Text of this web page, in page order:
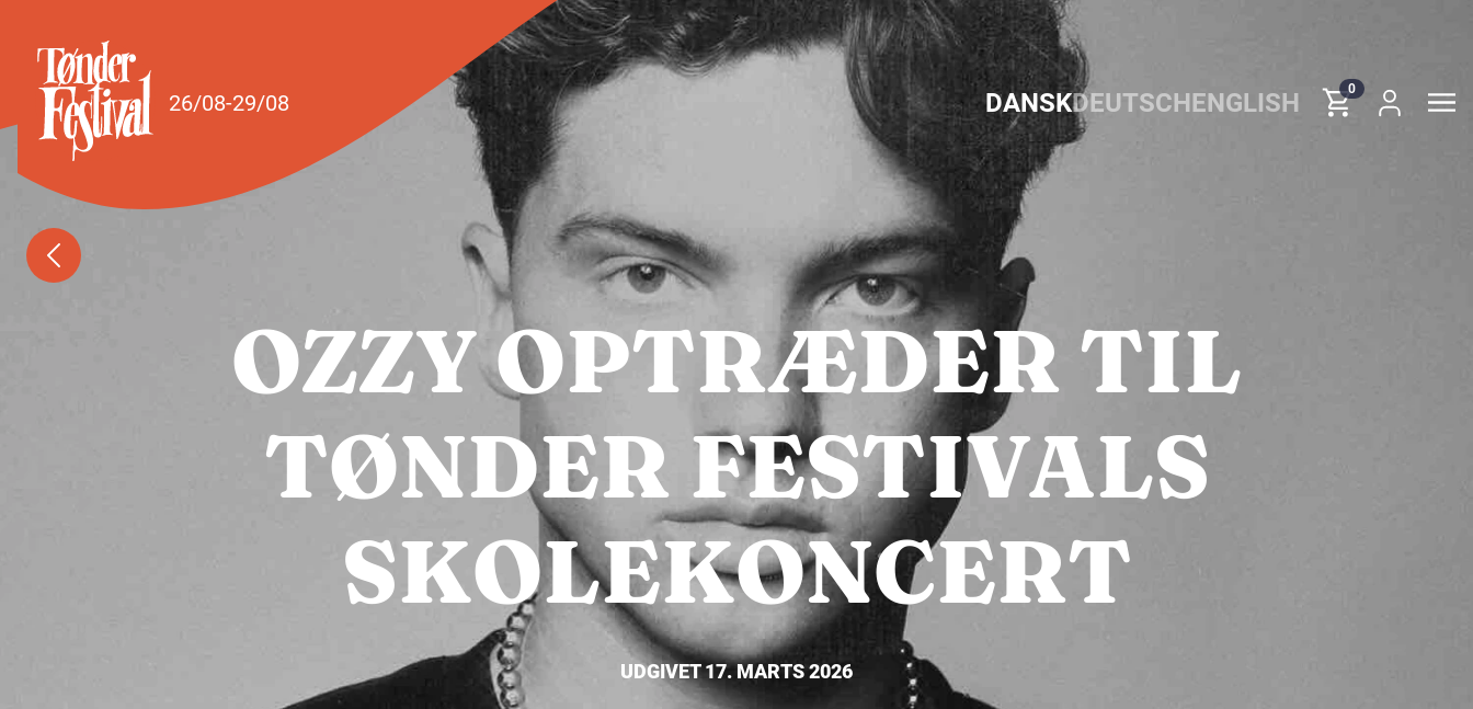
26/08-29/08 DANSKDEUTSCHENGLISH 0
OZZY OPTRÆDER TIL
TØNDER FESTIVALS
SKOLEKONCERT
UDGIVET 17. MARTS 2026